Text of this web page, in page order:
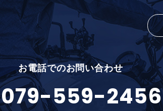
お電話でのお問い合わせ
079-559-2456